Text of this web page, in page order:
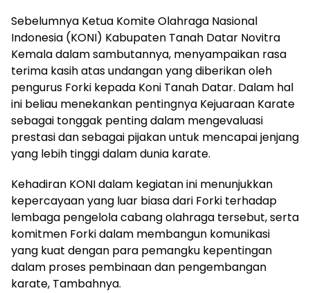
Sebelumnya Ketua Komite Olahraga Nasional
Indonesia (KONI) Kabupaten Tanah Datar Novitra
Kemala dalam sambutannya, menyampaikan rasa
terima kasih atas undangan yang diberikan oleh
pengurus Forki kepada Koni Tanah Datar. Dalam hal
ini beliau menekankan pentingnya Kejuaraan Karate
sebagai tonggak penting dalam mengevaluasi
prestasi dan sebagai pijakan untuk mencapai jenjang
yang lebih tinggi dalam dunia karate.
Kehadiran KONI dalam kegiatan ini menunjukkan
kepercayaan yang luar biasa dari Forki terhadap
lembaga pengelola cabang olahraga tersebut, serta
komitmen Forki dalam membangun komunikasi
yang kuat dengan para pemangku kepentingan
dalam proses pembinaan dan pengembangan
karate, Tambahnya.